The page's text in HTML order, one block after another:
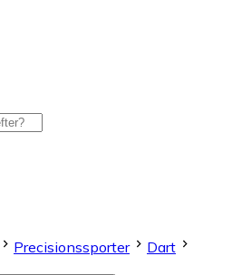
Precisionssporter
Dart